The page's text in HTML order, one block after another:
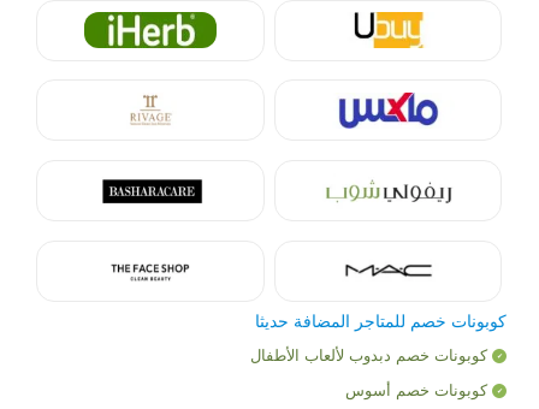
كوبونات خصم للمتاجر المضافة حديثا
كوبونات خصم دبدوب لألعاب الأطفال
كوبونات خصم أسوس